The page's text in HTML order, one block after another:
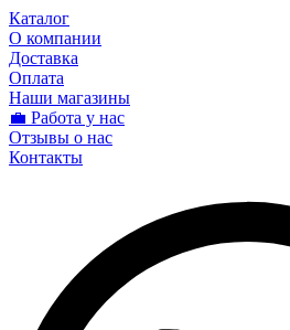
Каталог
О компании
Доставка
Оплата
Наши магазины
💼 Работа у нас
Отзывы о нас
Контакты